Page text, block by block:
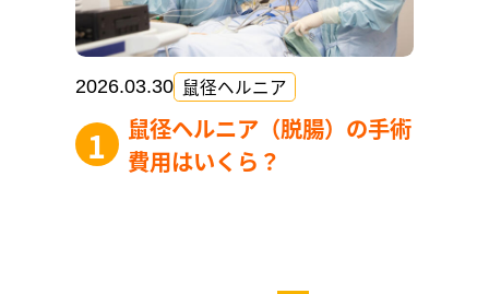
2026.03.30 鼠径ヘルニア
鼠径ヘルニア（脱腸）の手術
費用はいくら？